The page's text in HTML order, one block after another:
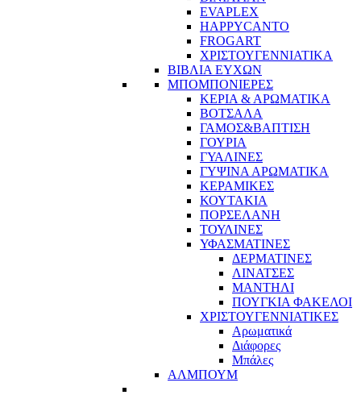
EVAPLEX
HAPPYCANTO
FROGART
ΧΡΙΣΤΟΥΓΕΝΝΙΑΤΙΚΑ
ΒΙΒΛΙΑ ΕΥΧΩΝ
ΜΠΟΜΠΟΝΙΕΡΕΣ
ΚΕΡΙΑ & ΑΡΩΜΑΤΙΚΑ
ΒΟΤΣΑΛΑ
ΓΑΜΟΣ&ΒΑΠΤΙΣΗ
ΓΟΥΡΙΑ
ΓΥΑΛΙΝΕΣ
ΓΥΨΙΝΑ ΑΡΩΜΑΤΙΚΑ
ΚΕΡΑΜΙΚΕΣ
ΚΟΥΤΑΚΙΑ
ΠΟΡΣΕΛΑΝΗ
ΤΟΥΛΙΝΕΣ
ΥΦΑΣΜΑΤΙΝΕΣ
ΔΕΡΜΑΤΙΝΕΣ
ΛΙΝΑΤΣΕΣ
ΜΑΝΤΗΛΙ
ΠΟΥΓΚΙΑ ΦΑΚΕΛΟΙ
ΧΡΙΣΤΟΥΓΕΝΝΙΑΤΙΚΕΣ
Αρωματικά
Διάφορες
Μπάλες
ΑΛΜΠΟΥΜ